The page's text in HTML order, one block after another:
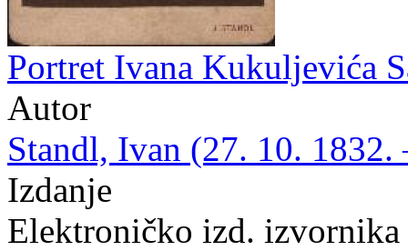
Portret Ivana Kukuljevića
Autor
Standl, Ivan (27. 10. 1832.
Izdanje
Elektroničko izd. izvornika